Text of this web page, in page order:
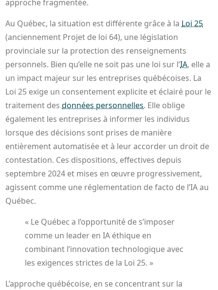
approche fragmentée.
Au Québec, la situation est différente grâce à laLoi 25
(anciennement Projet de loi 64), une législation
provinciale sur la protection des renseignements
personnels. Bien qu’elle ne soit pas une loi sur l’IA, elle a
un impact majeur sur les entreprises québécoises. La
Loi 25 exige un consentement explicite et éclairé pour le
traitement desdonnées personnelles. Elle oblige
également les entreprises à informer les individus
lorsque des décisions sont prises de manière
entièrement automatisée et à leur accorder un droit de
contestation. Ces dispositions, effectives depuis
septembre 2024 et mises en œuvre progressivement,
agissent comme une réglementation de facto de l’IA au
Québec.
« Le Québec a l’opportunité de s’imposer
comme un leader en IA éthique en
combinant l’innovation technologique avec
les exigences strictes de la Loi 25. »
L’approche québécoise, en se concentrant sur la